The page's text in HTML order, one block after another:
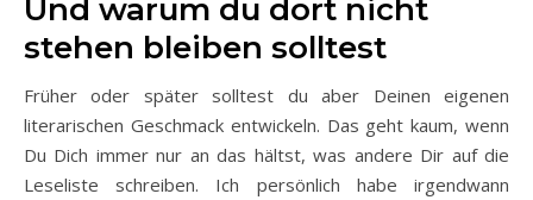
Und warum du dort nicht
stehen bleiben solltest
Früher oder später solltest du aber Deinen eigenen
literarischen Geschmack entwickeln. Das geht kaum, wenn
Du Dich immer nur an das hältst, was andere Dir auf die
Leseliste schreiben. Ich persönlich habe irgendwann